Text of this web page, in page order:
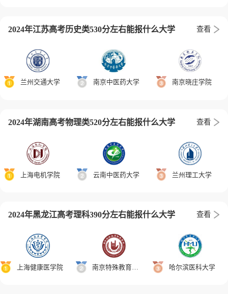
2024年江苏高考历史类530分左右能报什么大学 查看
兰州交通大学 南京中医药大学 南京晓庄学院
2024年湖南高考物理类520分左右能报什么大学 查看
上海电机学院 云南中医药大学 兰州理工大学
2024年黑龙江高考理科390分左右能报什么大学 查看
上海健康医学院 南京特殊教育师范学院 哈尔滨医科大学